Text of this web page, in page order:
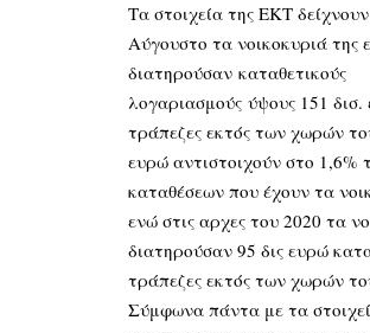
Τα στοιχεία της ΕΚΤ
Αύγουστο τα νοικοκυριά της
διατηρούσαν καταθετικούς
λογαριασμούς ύψους 151 δισ.
τράπεζες εκτός των χωρών
ευρώ αντιστοιχούν στο 1,6%
καταθέσεων που έχουν τα
ενώ στις αρχες του 2020 τα
διατηρούσαν 95 δις ευρώ
τράπεζες εκτός των χωρών
Σύμφωνα πάντα με τα